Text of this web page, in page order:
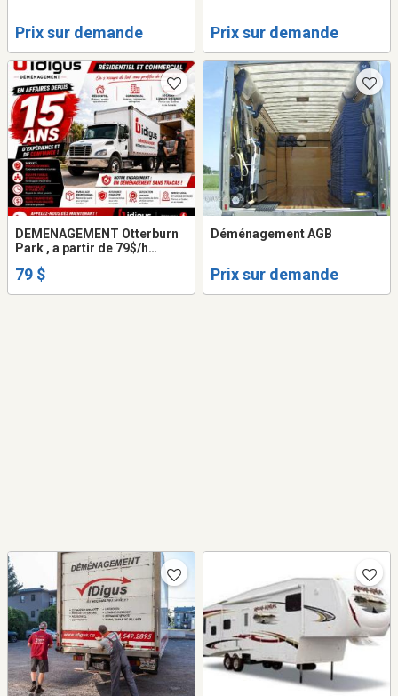
Prix sur demande Prix sur demande
DEMENAGEMENT Otterburn
Park , a partir de 79$/h
demenageurs.514-549-2895
79 $
Déménagement AGB
Prix sur demande